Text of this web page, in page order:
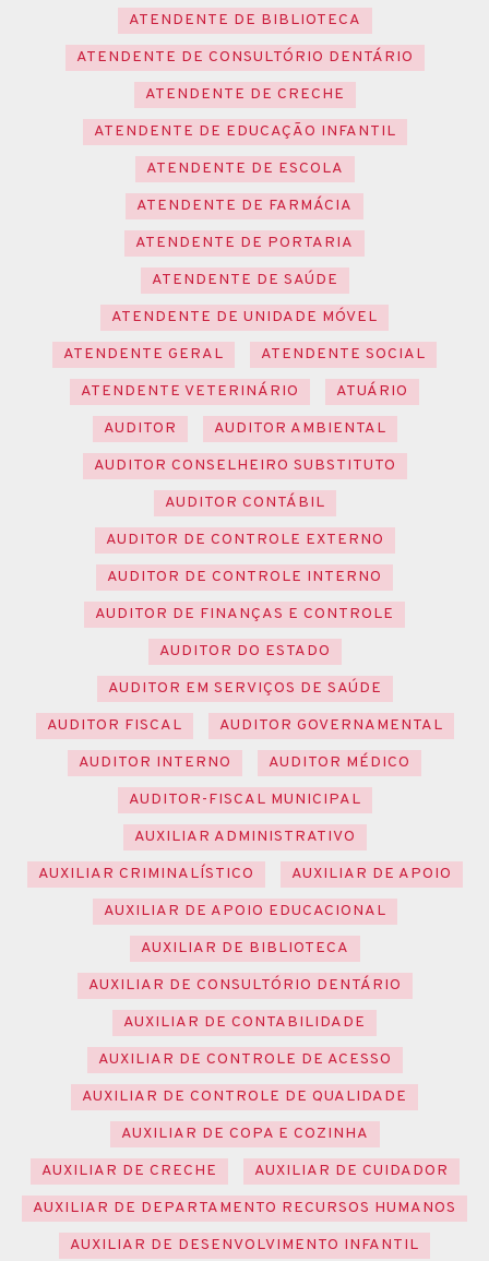
ATENDENTE DE BIBLIOTECA
ATENDENTE DE CONSULTÓRIO DENTÁRIO
ATENDENTE DE CRECHE
ATENDENTE DE EDUCAÇÃO INFANTIL
ATENDENTE DE ESCOLA
ATENDENTE DE FARMÁCIA
ATENDENTE DE PORTARIA
ATENDENTE DE SAÚDE
ATENDENTE DE UNIDADE MÓVEL
ATENDENTE GERAL
ATENDENTE SOCIAL
ATENDENTE VETERINÁRIO
ATUÁRIO
AUDITOR
AUDITOR AMBIENTAL
AUDITOR CONSELHEIRO SUBSTITUTO
AUDITOR CONTÁBIL
AUDITOR DE CONTROLE EXTERNO
AUDITOR DE CONTROLE INTERNO
AUDITOR DE FINANÇAS E CONTROLE
AUDITOR DO ESTADO
AUDITOR EM SERVIÇOS DE SAÚDE
AUDITOR FISCAL
AUDITOR GOVERNAMENTAL
AUDITOR INTERNO
AUDITOR MÉDICO
AUDITOR-FISCAL MUNICIPAL
AUXILIAR ADMINISTRATIVO
AUXILIAR CRIMINALÍSTICO
AUXILIAR DE APOIO
AUXILIAR DE APOIO EDUCACIONAL
AUXILIAR DE BIBLIOTECA
AUXILIAR DE CONSULTÓRIO DENTÁRIO
AUXILIAR DE CONTABILIDADE
AUXILIAR DE CONTROLE DE ACESSO
AUXILIAR DE CONTROLE DE QUALIDADE
AUXILIAR DE COPA E COZINHA
AUXILIAR DE CRECHE
AUXILIAR DE CUIDADOR
AUXILIAR DE DEPARTAMENTO RECURSOS HUMANOS
AUXILIAR DE DESENVOLVIMENTO INFANTIL